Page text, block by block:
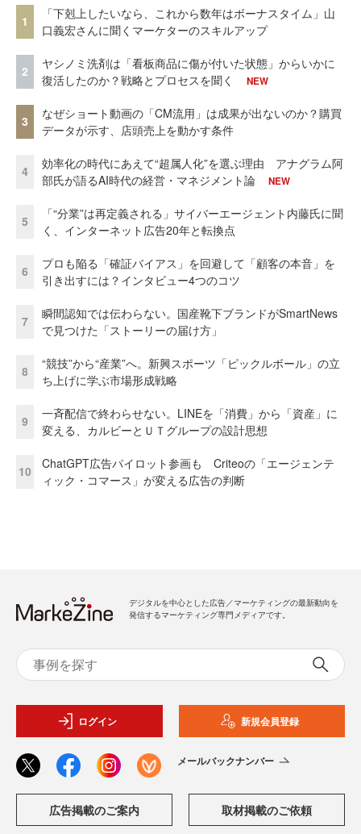
1
「下剋上したいなら、これから数年はボーナスタイム」山
口義宏さんに聞くマーケターのスキルアップ
2
ヤシノミ洗剤は「看板商品に傷が付いた状態」からいかに
復活したのか？戦略とプロセスを聞く
NEW
3
なぜショート動画の「CM流用」は成果が出ないのか？購買
データが示す、店頭売上を動かす条件
4
効率化の時代にあえて“超属人化”を選ぶ理由 アナグラム阿
部氏が語るAI時代の経営・マネジメント論
NEW
5
「“分業”は再定義される」サイバーエージェント内藤氏に聞
く、インターネット広告20年と転換点
6
プロも陥る「確証バイアス」を回避して「顧客の本音」を
引き出すには？インタビュー4つのコツ
7
瞬間認知では伝わらない。国産靴下ブランドがSmartNews
で見つけた「ストーリーの届け方」
8
“競技”から“産業”へ。新興スポーツ「ピックルボール」の立
ち上げに学ぶ市場形成戦略
9
一斉配信で終わらせない。LINEを「消費」から「資産」に
変える、カルビーとＵＴグループの設計思想
10
ChatGPT広告パイロット参画も Criteoの「エージェンテ
ィック・コマース」が変える広告の判断
デジタルを中心とした広告／マーケティングの最新動向を
発信するマーケティング専門メディアです。
ログイン 新規会員登録
メールバックナンバー
広告掲載のご案内 取材掲載のご依頼